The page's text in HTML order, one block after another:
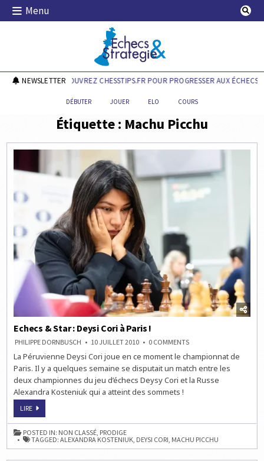
Skip
Menu
Echecs & Stratégie
NEWSLETTERDÉCOUVREZ CHESSTIPS.FR POUR PROGRESSER AUX ÉCHECS !
DÉBUTER JOUER ELO COURS
Étiquette : Machu Picchu
Echecs & Star : Deysi Cori à Paris !
PHILIPPE DORNBUSCH 10 JUILLET 2010 0 COMMENTSON
&
STAR
:
DEYSI
CORI
La Péruvienne Deysi Cori joue en ce moment le championnat de
Paris. Il y a quelques semaine se disputait un match entre les
deux championnes du jeu d’échecs Deysy Cori et la Russe
Alexandra Kosteniuk qui a atteint des sommets !
LIREECHECS
STAR
:
DEYSI
CORI
À
POSTED IN: NON CLASSÉ PRODIGE
TAGGED:ALEXANDRA KOSTENIUK DEYSI CORI MACHU PICCHU